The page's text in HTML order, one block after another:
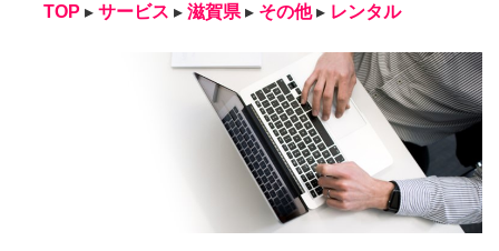
TOP ▸ サービス ▸ 滋賀県 ▸ その他 ▸ レンタル